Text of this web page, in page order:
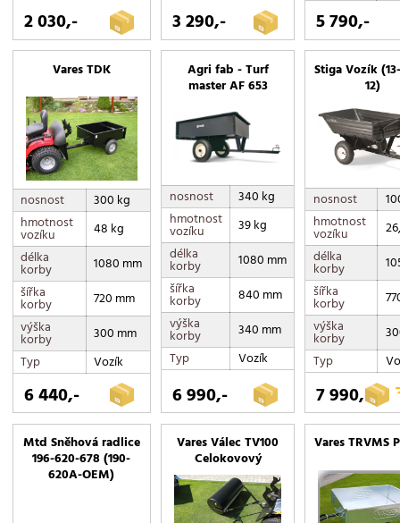
2 030,- 3 290,- 5 790,-
Vares TDK
nosnost
300 kg
hmotnost
vozíku
48 kg
délka
korby
1080 mm
šířka
korby
720 mm
výška
korby
300 mm
Typ
Vozík
6 440,-
Agri fab - Turf
master AF 653
nosnost
340 kg
hmotnost
vozíku
39 kg
délka
korby
1080 mm
šířka
korby
840 mm
výška
korby
340 mm
Typ
Vozík
6 990,-
Stiga Vozík
12)
nosnost
hmotnost
vozíku
délka
korby
šířka
korby
výška
korby
Typ
7 990,-
Mtd Sněhová radlice
196-620-678 (190-
620A-OEM)
Vares Válec TV100
Celokovový
Vares TRVMS